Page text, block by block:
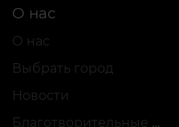
О нас
О нас
Выбрать город
Новости
Благотворительные проекты